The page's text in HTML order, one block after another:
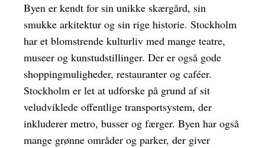
Byen er kendt for sin unikke skærgård, sin
smukke arkitektur og sin rige historie. Stockholm
har et blomstrende kulturliv med mange teatre,
museer og kunstudstillinger. Der er også gode
shoppingmuligheder, restauranter og caféer.
Stockholm er let at udforske på grund af sit
veludviklede offentlige transportsystem, der
inkluderer metro, busser og færger. Byen har også
mange grønne områder og parker, der giver